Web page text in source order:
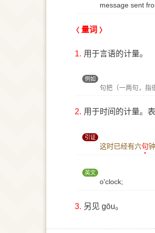
message sent
量词
1. 用于言语的计量。
例如
句把（一两句，指
2. 用于时间的计量。
引证
这时已经有六句
英文
o'clock;
3. 另见 gōu。